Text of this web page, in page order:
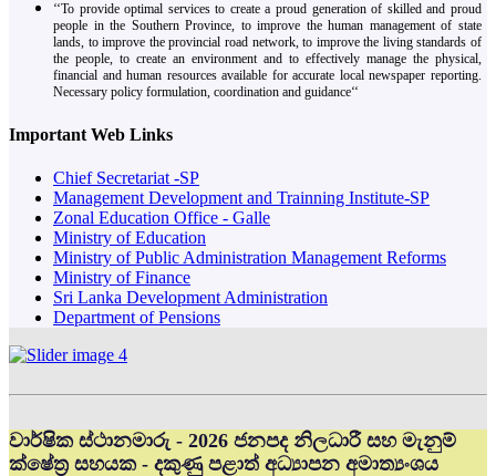
‘‘To provide optimal services to create a proud generation of skilled and proud
people in the Southern Province, to improve the human management of state
lands, to improve the provincial road network, to improve the living standards of
the people, to create an environment and to effectively manage the physical,
financial and human resources available for accurate local newspaper reporting.
Necessary policy formulation, coordination and guidance‘‘
Important Web Links
Chief Secretariat -SP
Management Development and Trainning Institute-SP
Zonal Education Office - Galle
Ministry of Education
Ministry of Public Administration Management Reforms
Ministry of Finance
Sri Lanka Development Administration
Department of Pensions
වාර්ෂික ස්ථානමාරු - 2026 ජනපද නිලධාරී සහ මැනුම්
ක්ෂේත්‍ර සහයක - දකුණු පළාත් අධ්‍යාපන අමාත්‍යංශය